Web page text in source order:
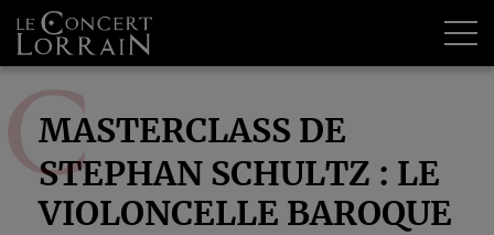
MASTERCLASS DE
STEPHAN SCHULTZ : LE
VIOLONCELLE BAROQUE